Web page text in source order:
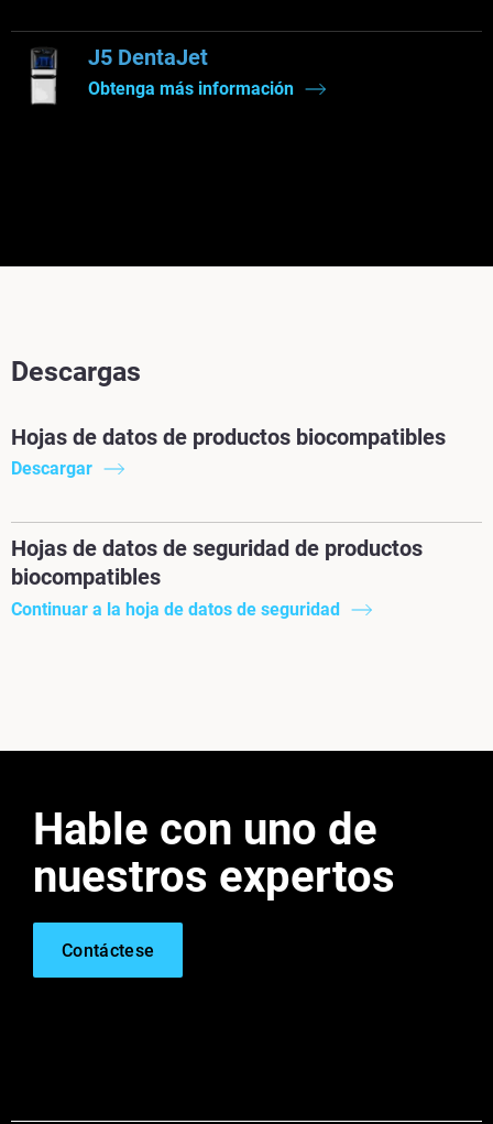
J5 DentaJet
Obtenga más información
Descargas
Hojas de datos de productos biocompatibles
Descargar
Hojas de datos de seguridad de productos
biocompatibles
Continuar a la hoja de datos de seguridad
Hable con uno de
nuestros expertos
Contáctese